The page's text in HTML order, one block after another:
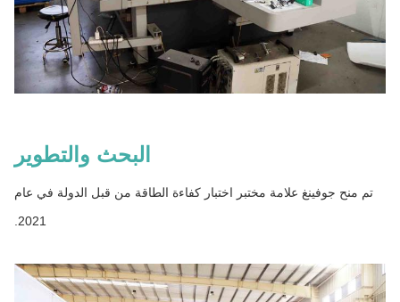
البحث والتطوير
تم منح جوفينغ علامة مختبر اختبار كفاءة الطاقة من قبل الدولة في عام
2021.